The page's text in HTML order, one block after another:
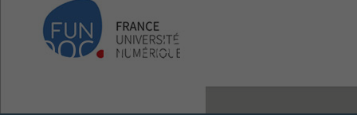
MOOC ProtéiNNOV